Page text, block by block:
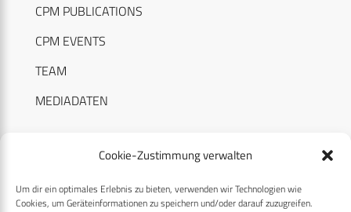
Cookie-Zustimmung verwalten
Um dir ein optimales Erlebnis zu bieten, verwenden wir Technologien wie
Cookies, um Geräteinformationen zu speichern und/oder darauf zuzugreifen.
CPM PUBLICATIONS
CPM EVENTS
TEAM
MEDIADATEN
RECHTLICHES